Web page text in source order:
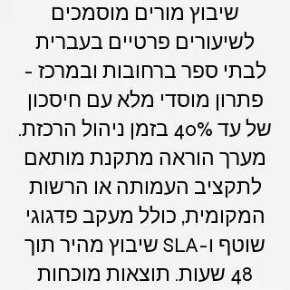
שיבוץ מורים מוסמכים
לשיעורים פרטיים בעברית
לבתי ספר ברחובות ובמרכז -
פתרון מוסדי מלא עם חיסכון
של עד 40% בזמן ניהול הרכזת.
מערך הוראה מתקנת מותאם
לתקציב העמותה או הרשות
המקומית, כולל מעקב פדגוגי
שוטף ו-SLA שיבוץ מהיר תוך
48 שעות. תוצאות מוכחות